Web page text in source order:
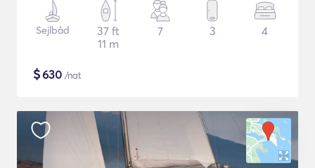
Sejlbåd
37 ft
11 m
7 3 4
$630 /nat